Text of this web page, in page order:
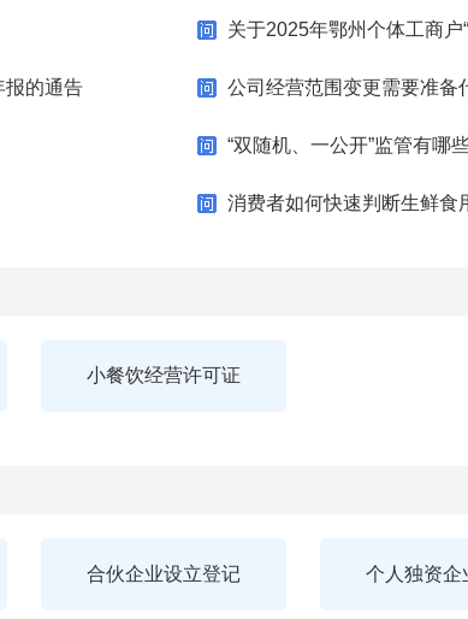
报的通告
关于2025年鄂州个体工商户
公司经营范围变更需要准备
“双随机、一公开”监管有哪
消费者如何快速判断生鲜食
小餐饮经营许可证
合伙企业设立登记 个人独资企